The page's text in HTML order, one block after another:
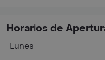
Horarios de
Lunes